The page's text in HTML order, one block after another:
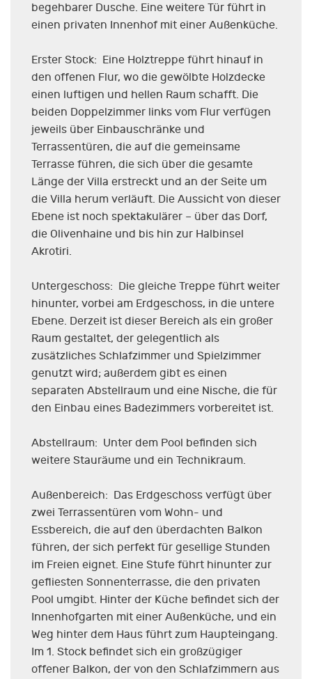
begehbarer Dusche. Eine weitere Tür führt in
einen privaten Innenhof mit einer Außenküche.
Erster Stock: Eine Holztreppe führt hinauf in
den offenen Flur, wo die gewölbte Holzdecke
einen luftigen und hellen Raum schafft. Die
beiden Doppelzimmer links vom Flur verfügen
jeweils über Einbauschränke und
Terrassentüren, die auf die gemeinsame
Terrasse führen, die sich über die gesamte
Länge der Villa erstreckt und an der Seite um
die Villa herum verläuft. Die Aussicht von dieser
Ebene ist noch spektakulärer – über das Dorf,
die Olivenhaine und bis hin zur Halbinsel
Akrotiri.
Untergeschoss: Die gleiche Treppe führt weiter
hinunter, vorbei am Erdgeschoss, in die untere
Ebene. Derzeit ist dieser Bereich als ein großer
Raum gestaltet, der gelegentlich als
zusätzliches Schlafzimmer und Spielzimmer
genutzt wird; außerdem gibt es einen
separaten Abstellraum und eine Nische, die für
den Einbau eines Badezimmers vorbereitet ist.
Abstellraum: Unter dem Pool befinden sich
weitere Stauräume und ein Technikraum.
Außenbereich: Das Erdgeschoss verfügt über
zwei Terrassentüren vom Wohn- und
Essbereich, die auf den überdachten Balkon
führen, der sich perfekt für gesellige Stunden
im Freien eignet. Eine Stufe führt hinunter zur
gefliesten Sonnenterrasse, die den privaten
Pool umgibt. Hinter der Küche befindet sich der
Innenhofgarten mit einer Außenküche, und ein
Weg hinter dem Haus führt zum Haupteingang.
Im 1. Stock befindet sich ein großzügiger
offener Balkon, der von den Schlafzimmern aus